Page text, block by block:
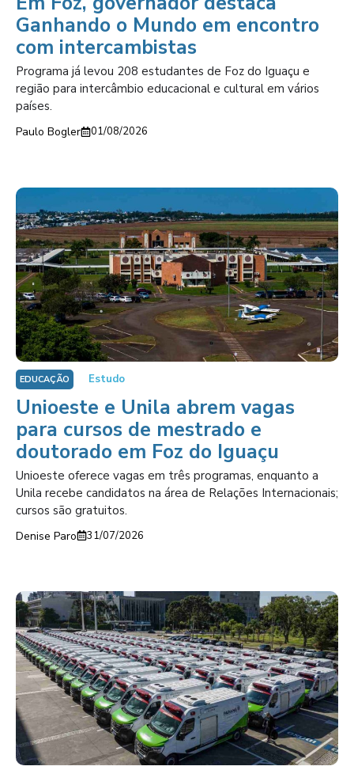
Ganhando o Mundo em encontro
com intercambistas
Programa já levou 208 estudantes de Foz do Iguaçu e
região para intercâmbio educacional e cultural em vários
países.
Paulo Bogler 01/08/2026
EDUCAÇÃO Estudo
Unioeste e Unila abrem vagas
para cursos de mestrado e
doutorado em Foz do Iguaçu
Unioeste oferece vagas em três programas, enquanto a
Unila recebe candidatos na área de Relações Internacionais;
cursos são gratuitos.
Denise Paro 31/07/2026